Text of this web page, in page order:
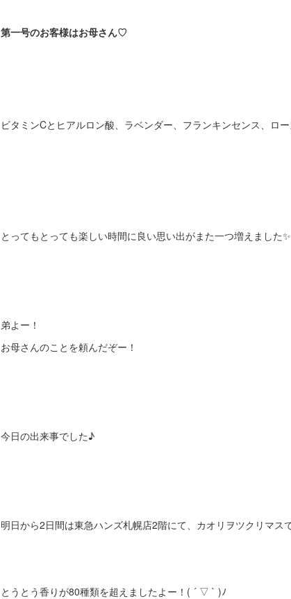
第一号のお客様はお母さん♡
ビタミンCとヒアルロン酸、ラベンダー、フランキンセンス、ロ
とってもとっても楽しい時間に良い思い出がまた一つ増えました✨
弟よー！
お母さんのことを頼んだぞー！
今日の出来事でした♪
明日から2日間は東急ハンズ札幌店2階にて、カオリヲツクリマス
とうとう香りが80種類を超えましたよー！( ´ ▽ ` )ﾉ